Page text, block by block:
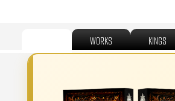
WORKS KINGS